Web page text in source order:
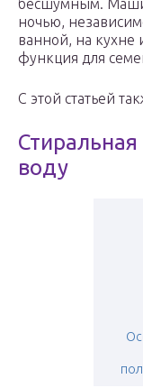
бесшумным.
ночью,
ванной, на кухне
функция для
С этой статьей
воду